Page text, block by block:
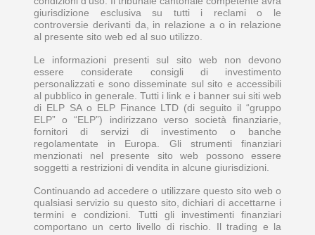
giurisdizione esclusiva su tutti i reclami o le
controversie derivanti da, in relazione a o in relazione
al presente sito web ed al suo utilizzo.
Le informazioni presenti sul sito web non devono
essere considerate consigli di investimento
personalizzati e sono disseminate sul sito e accessibili
al pubblico in generale. Tutti i link e i banner sui siti web
di ELP SA o ELP Finance LTD (di seguito il “gruppo
ELP” o “ELP”) indirizzano verso società finanziarie,
fornitori di servizi di investimento o banche
regolamentate in Europa. Gli strumenti finanziari
menzionati nel presente sito web possono essere
soggetti a restrizioni di vendita in alcune giurisdizioni.
Continuando ad accedere o utilizzare questo sito web o
qualsiasi servizio su questo sito, dichiari di accettarne i
termini e condizioni. Tutti gli investimenti finanziari
comportano un certo livello di rischio. Il trading e la